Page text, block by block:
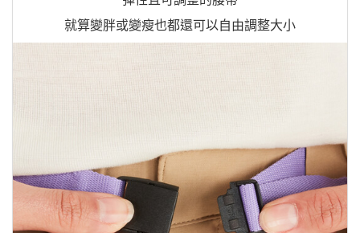
就算變胖或變瘦也都還可以自由調整大小